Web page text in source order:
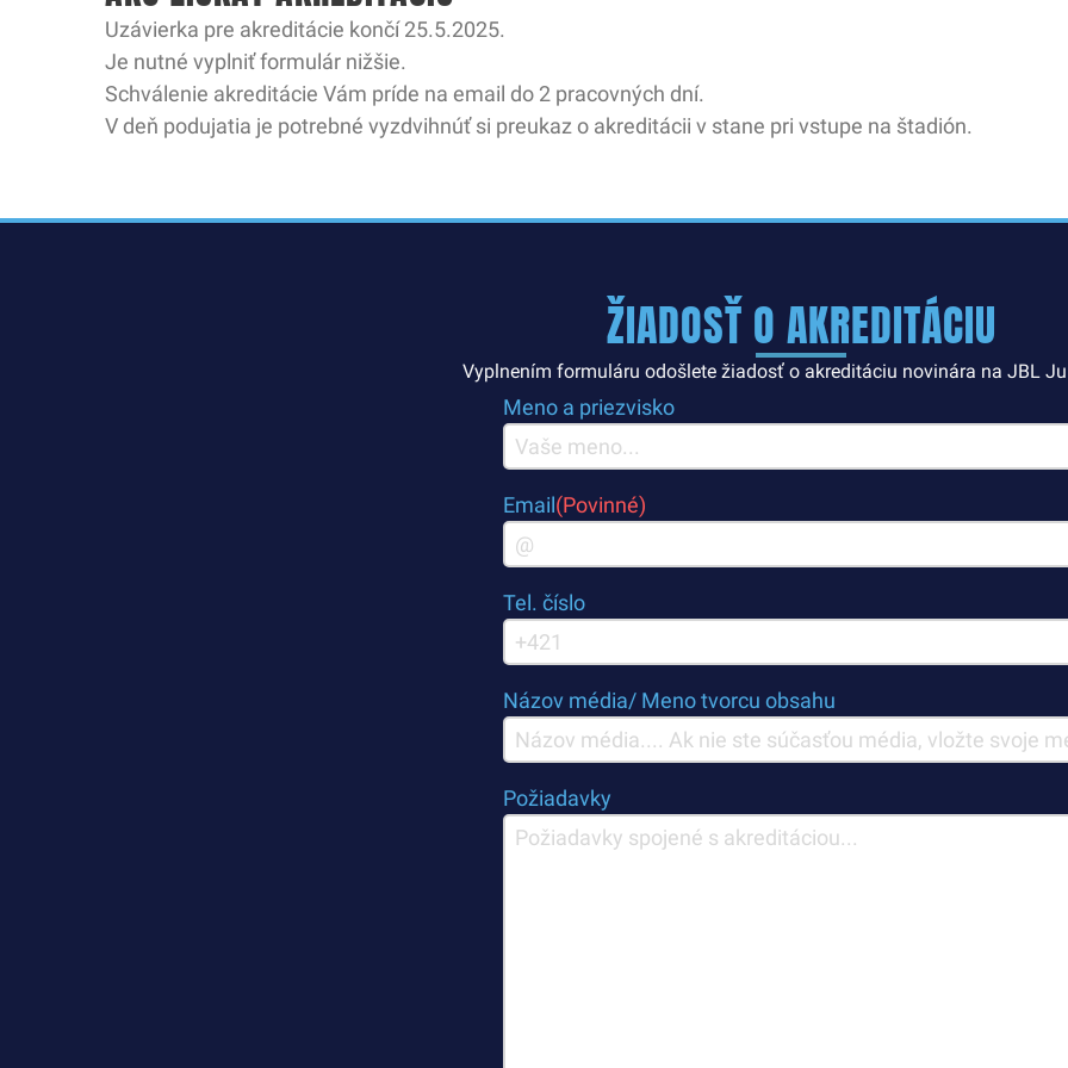
Uzávierka pre akreditácie končí 25.5.2025.
Je nutné vyplniť formulár nižšie.
Schválenie akreditácie Vám príde na email do 2 pracovných dní.
V deň podujatia je potrebné vyzdvihnúť si preukaz o akreditácii v stane pri vstupe na štadión.
ŽIADOSŤ O AKREDITÁCIU
Vyplnením formuláru odošlete žiadosť o akreditáciu novinára na JBL
Meno a priezvisko
Email(Povinné)
Tel. číslo
Názov média/ Meno tvorcu obsahu
Požiadavky